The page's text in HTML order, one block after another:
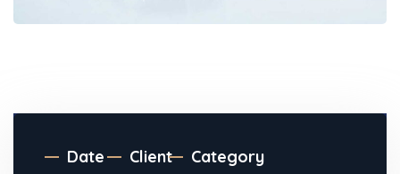
Date Client Category